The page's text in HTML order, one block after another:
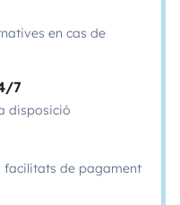
en cas de
7
disposició
facilitats de pagament